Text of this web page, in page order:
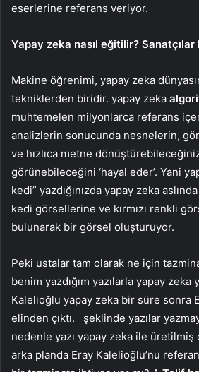
eserlerine referans veriyor.
Yapay zeka nasıl eğitilir? Sanatçılar
Makine öğrenimi, yapay zeka
tekniklerden biridir. yapay zeka
muhtemelen milyonlarca referans
analizlerin sonucunda nesnelerin,
ve hızlıca metne
görünebileceğini ‘hayal eder’. Yani
kedi” yazdığınızda yapay zeka
kedi görsellerine ve kırmızı renkli
bulunarak bir görsel oluşturuyor.
Peki ustalar tam olarak ne için
benim yazdığım yazılarla yapay
Kalelioğlu yapay zeka bir süre sonra
elinden çıktı.
şeklinde yazılar
nedenle yazı yapay zeka ile üretilmiş
arka planda Eray Kalelioğlu’nu